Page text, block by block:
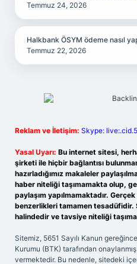
Temmuz 24, 2026
Halkbank ÖSYM ödeme nasıl
Temmuz 22, 2026
Reklam ve İletişim: Skype:
Yasal Uyarı: Bu internet sitesi,
şirketi ile hiçbir bağlantısı
hazırladığımız makaleler
haber niteliği taşımamakta olup,
paylaşım yapılmamaktadır.
benzerlikleri tamamen
halindedir ve tavsiye niteliği
Sitemiz, 5651 Sayılı Kanun
Kurumu (BTK) tarafından
vermektedir. Bu nedenle, sitedeki